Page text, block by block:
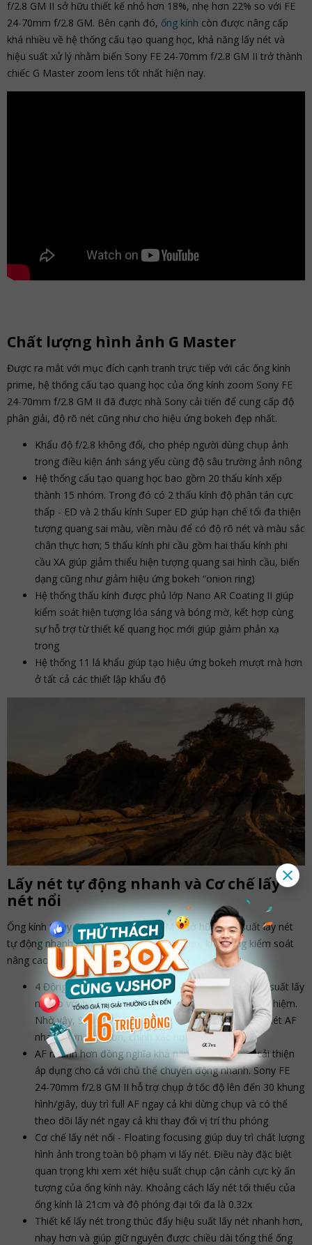
f/2.8 GM II sở hữu thiết kế nhỏ hơn 18%, nhẹ hơn 22% so với FE
24-70mm f/2.8 GM. Bên cạnh đó, ống kính còn được nâng cấp
khá nhiều về hệ thống cấu tạo quang học, khả năng lấy nét và
hiệu suất xử lý nhằm biến Sony FE 24-70mm f/2.8 GM II trở thành
chiếc G Master zoom lens tốt nhất hiện nay.
Chất lượng hình ảnh G Master
Được ra mắt với mục đích cạnh tranh trực tiếp với các ống kính
prime, hệ thống cấu tạo quang học của ống kính zoom Sony FE
24-70mm f/2.8 GM II đã được nhà Sony cải tiến để cung cấp độ
phân giải, độ rõ nét cũng như cho hiệu ứng bokeh đẹp nhất.
Khẩu độ f/2.8 không đổi, cho phép người dùng chụp ảnh
trong điều kiện ánh sáng yếu cùng độ sâu trường ảnh nông
Hệ thống cấu tạo quang học bao gồm 20 thấu kính xếp
thành 15 nhóm. Trong đó có 2 thấu kính độ phân tán cực
thấp - ED và 2 thấu kính Super ED giúp hạn chế tối đa thiện
tượng quang sai màu, viền màu để có độ rõ nét và màu sắc
chân thực hơn; 5 thấu kính phi cầu gồm hai thấu kính phi
cầu XA giúp giảm thiểu hiện tượng quang sai hình cầu, biến
dạng cũng như giảm hiệu ứng bokeh “onion ring)
Hệ thống thấu kính được phủ lớp Nano AR Coating II giúp
kiểm soát hiện tượng lóa sáng và bóng mờ, kết hợp cùng
sự hỗ trợ từ thiết kế quang học mới giúp giảm phản xạ
trong
Hệ thống 11 lá khẩu giúp tạo hiệu ứng bokeh mượt mà hơn
ở tất cả các thiết lập khẩu độ
Lấy nét tự động nhanh và Cơ chế lấy
nét nổi
Ống kính ​Sony FE 24-70mm f/2.8 GM II sở hữu hiệu suất lấy nét
tự động nhanh hơn, chụp cận cảnh tốt hơn, khả năng kiểm soát
nâng cao so với
Sony FE 24-70mm f/2.8 GM .
4 Động cơ tuyến tính XD giúp cải thiện đáng kể hiệu suất lấy
nét so với hệ thống DDSSM của người anh em tiền nhiệm.
Nhờ vậy, ​Sony FE 24-70mm f/2.8 GM II tự động lấy nét AF
nhanh hơn, êm hơn, chính xác hơn
AF nhanh hơn đồng nghĩa khả năng lấy nét được cải thiện
áp dụng cho cả với chủ thể chuyển động nhanh. Sony FE
24-70mm f/2.8 GM II hỗ trợ chụp ở tốc độ lên đến 30 khung
hình/giây, duy trì full AF ngay cả khi dừng chụp và có thể
theo dõi lấy nét ngay cả khi thay đổi vị trí thu phóng
Cơ chế lấy nét nổi - Floating focusing giúp duy trì chất lượng
hình ảnh trong toàn bộ phạm vi lấy nét. Điều này đặc biệt
quan trọng khi xem xét hiệu suất chụp cận cảnh cực kỳ ấn
tượng của ống kính này. Khoảng cách lấy nét tối thiểu của
ống kính là 21cm và độ phóng đại tối đa là 0.32x
Thiết kế lấy nét trong thúc đẩy hiệu suất lấy nét nhanh hơn,
nhạy hơn và giúp giữ nguyên được chiều dài tổng thể ống